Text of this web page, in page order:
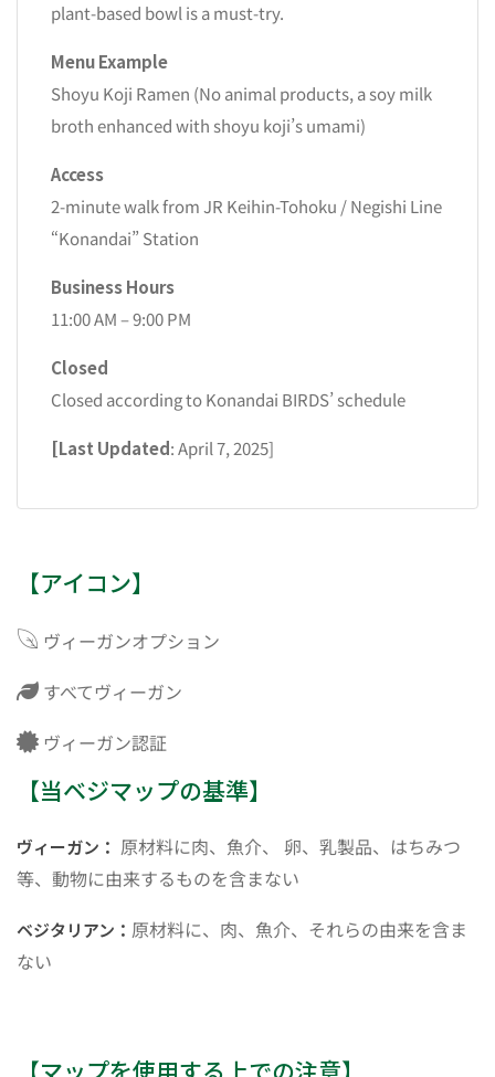
plant-based bowl is a must-try.
Menu Example
Shoyu Koji Ramen (No animal products, a soy milk
broth enhanced with shoyu koji’s umami)
Access
2-minute walk from JR Keihin-Tohoku / Negishi Line
“Konandai” Station
Business Hours
11:00 AM – 9:00 PM
Closed
Closed according to Konandai BIRDS’ schedule
[Last Updated: April 7, 2025]
【アイコン】
ヴィーガンオプション
すべてヴィーガン
ヴィーガン認証
【当ベジマップの基準】
ヴィーガン： 原材料に肉、魚介、 卵、乳製品、はちみつ
等、動物に由来するものを含まない
ベジタリアン： 原材料に、肉、魚介、それらの由来を含ま
ない
【マップを使用する上での注意】